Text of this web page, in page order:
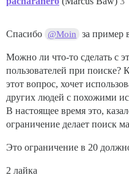
Спасибо @Moin за пример
Можно ли что-то сделать с
пользователей при поиске?
этот вопрос, хочет
других людей с похожими
В настоящее время это,
ограничение делает поиск
Это ограничение в 20
2 лайка